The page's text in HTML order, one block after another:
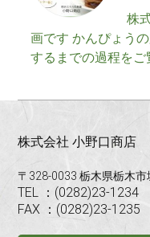
株
画です かんぴょう
するまでの過程をご
株式会社 小野口商店
〒328-0033 栃木県栃木
TEL ：(0282)23-1234
FAX ：(0282)23-1235